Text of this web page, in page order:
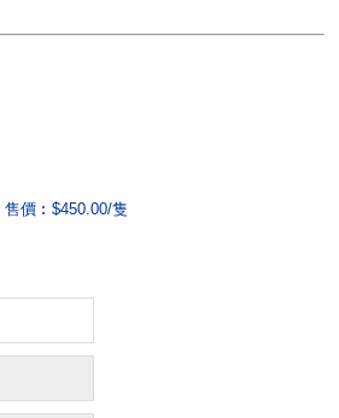
售價︰$450.00/隻